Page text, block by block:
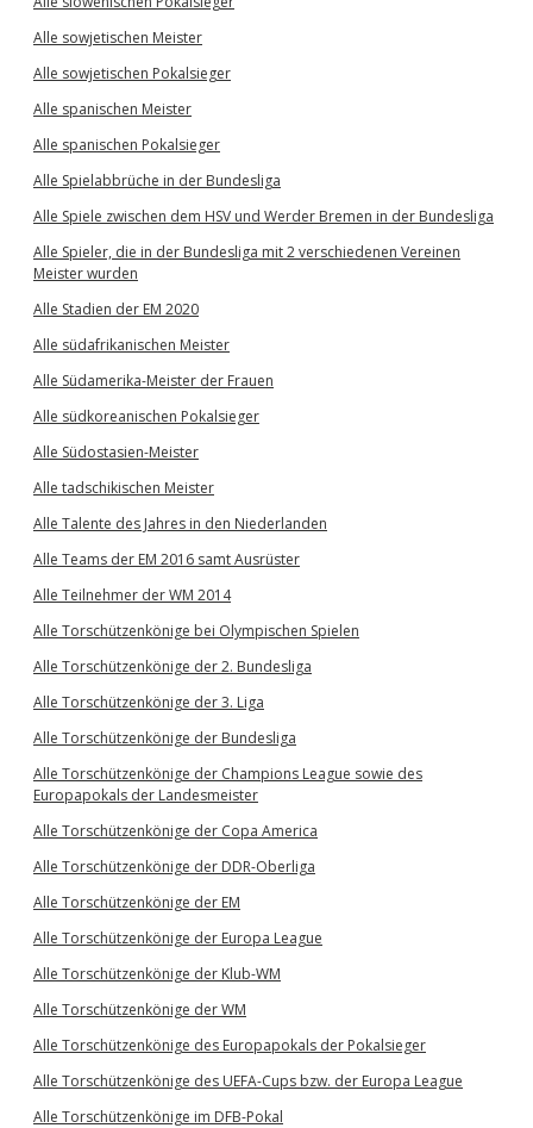
Alle sowjetischen Meister
Alle sowjetischen Pokalsieger
Alle spanischen Meister
Alle spanischen Pokalsieger
Alle Spielabbrüche in der Bundesliga
Alle Spiele zwischen dem HSV und Werder Bremen in der Bundesliga
Alle Spieler, die in der Bundesliga mit 2 verschiedenen Vereinen
Meister wurden
Alle Stadien der EM 2020
Alle südafrikanischen Meister
Alle Südamerika-Meister der Frauen
Alle südkoreanischen Pokalsieger
Alle Südostasien-Meister
Alle tadschikischen Meister
Alle Talente des Jahres in den Niederlanden
Alle Teams der EM 2016 samt Ausrüster
Alle Teilnehmer der WM 2014
Alle Torschützenkönige bei Olympischen Spielen
Alle Torschützenkönige der 2. Bundesliga
Alle Torschützenkönige der 3. Liga
Alle Torschützenkönige der Bundesliga
Alle Torschützenkönige der Champions League sowie des
Europapokals der Landesmeister
Alle Torschützenkönige der Copa America
Alle Torschützenkönige der DDR-Oberliga
Alle Torschützenkönige der EM
Alle Torschützenkönige der Europa League
Alle Torschützenkönige der Klub-WM
Alle Torschützenkönige der WM
Alle Torschützenkönige des Europapokals der Pokalsieger
Alle Torschützenkönige des UEFA-Cups bzw. der Europa League
Alle Torschützenkönige im DFB-Pokal